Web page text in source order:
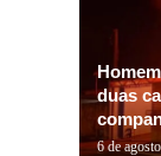
duas
6 de